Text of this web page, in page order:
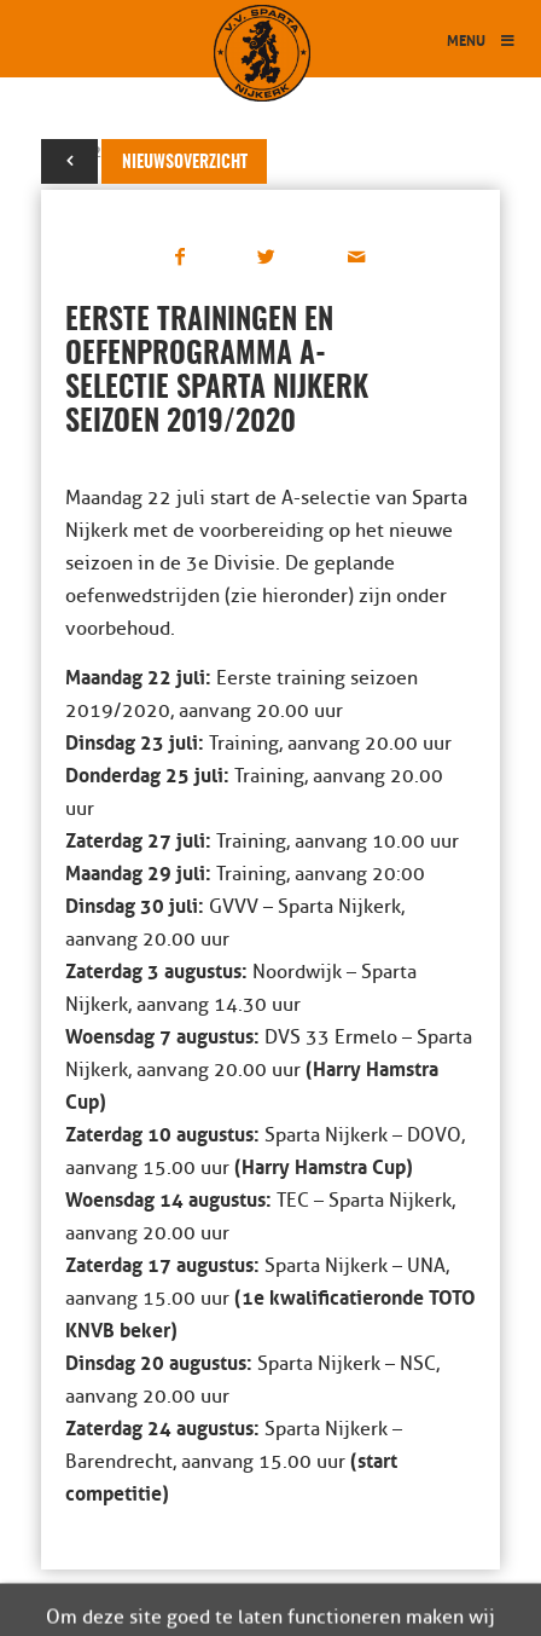
MENU
NIEUWSOVERZICHT
13 juli 2019
EERSTE TRAININGEN EN
OEFENPROGRAMMA A-
SELECTIE SPARTA NIJKERK
SEIZOEN 2019/2020
Maandag 22 juli start de A-selectie van Sparta
Nijkerk met de voorbereiding op het nieuwe
seizoen in de 3e Divisie. De geplande
oefenwedstrijden (zie hieronder) zijn onder
voorbehoud.
Maandag 22 juli: Eerste training seizoen
2019/2020, aanvang 20.00 uur
Dinsdag 23 juli: Training, aanvang 20.00 uur
Donderdag 25 juli: Training, aanvang 20.00
uur
Zaterdag 27 juli: Training, aanvang 10.00 uur
Maandag 29 juli: Training, aanvang 20:00
Dinsdag 30 juli: GVVV – Sparta Nijkerk,
aanvang 20.00 uur
Zaterdag 3 augustus: Noordwijk – Sparta
Nijkerk, aanvang 14.30 uur
Woensdag 7 augustus: DVS 33 Ermelo – Sparta
Nijkerk, aanvang 20.00 uur (Harry Hamstra
Cup)
Zaterdag 10 augustus: Sparta Nijkerk – DOVO,
aanvang 15.00 uur (Harry Hamstra Cup)
Woensdag 14 augustus: TEC – Sparta Nijkerk,
aanvang 20.00 uur
Zaterdag 17 augustus: Sparta Nijkerk – UNA,
aanvang 15.00 uur (1e kwalificatieronde TOTO
KNVB beker)
Dinsdag 20 augustus: Sparta Nijkerk – NSC,
aanvang 20.00 uur
Zaterdag 24 augustus: Sparta Nijkerk –
Barendrecht, aanvang 15.00 uur (start
competitie)
Om deze site goed te laten functioneren maken wij